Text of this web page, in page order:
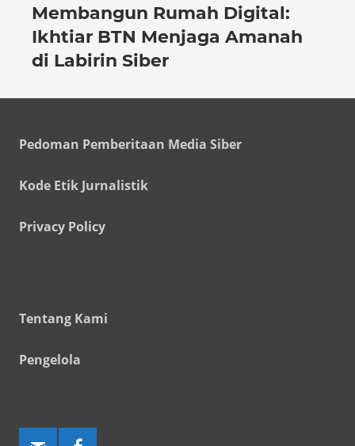
Membangun Rumah Digital:
Ikhtiar BTN Menjaga Amanah
di Labirin Siber
Pedoman Pemberitaan Media Siber
Kode Etik Jurnalistik
Privacy Policy
Tentang Kami
Pengelola